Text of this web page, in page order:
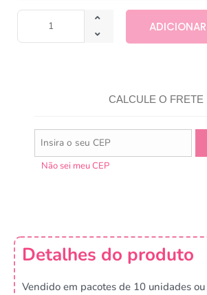
ADICIONAR
CALCULE O FRETE
Não sei meu CEP
Detalhes do produto
Vendido em pacotes de 10 unidades